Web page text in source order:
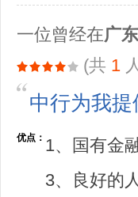
一位曾经在广东
(共 1
中行为我
优点： 1、国有金
3、良好的